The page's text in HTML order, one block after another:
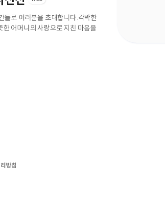
들로 여러분을 초대합니다.각박한
어머니의 사랑으로 지친 마음을
방침